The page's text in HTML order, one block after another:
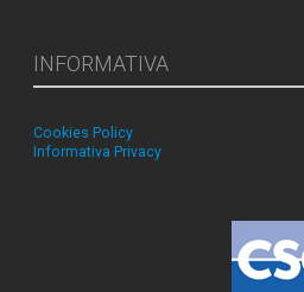
INFORMATIVA
Cookies Policy
Informativa Privacy